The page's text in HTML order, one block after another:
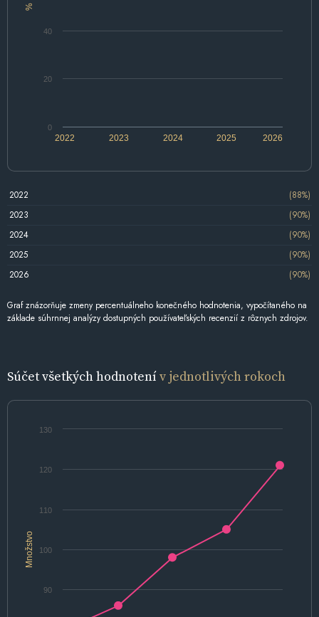
%
2022 2024 2026
2023 2025
0
20
40
2022
(88%)
2023
(90%)
2024
(90%)
2025
(90%)
2026
(90%)
Graf znázorňuje zmeny percentuálneho konečného hodnotenia, vypočítaného na
základe súhrnnej analýzy dostupných používateľských recenzií z rôznych zdrojov.
Súčet všetkých hodnotenív jednotlivých rokoch
Množstvo
90
100
110
120
130